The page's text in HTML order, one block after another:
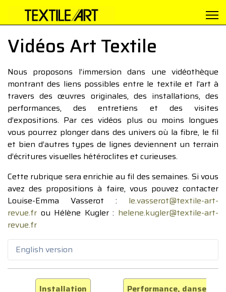
Vidéos Art Textile
Nous proposons l’immersion dans une vidéothèque
montrant des liens possibles entre le textile et l’art à
travers des œuvres originales, des installations, des
performances, des entretiens et des visites
d’expositions. Par ces vidéos plus ou moins longues
vous pourrez plonger dans des univers où la fibre, le fil
et bien d’autres types de lignes deviennent un terrain
d’écritures visuelles hétéroclites et curieuses.
Cette rubrique sera enrichie au fil des semaines. Si vous
avez des propositions à faire, vous pouvez contacter
Louise-Emma Vasserot : le.vasserot@textile-art-
revue.fr ou Hélène Kugler : helene.kugler@textile-art-
revue.fr
English version
Installation
Performance, danse